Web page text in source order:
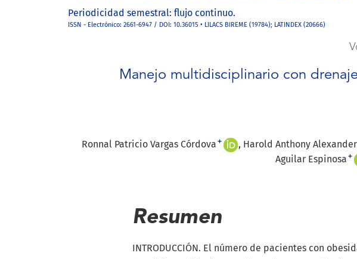
Periodicidad semestral: flujo continuo.
ISSN - Electrónico: 2661-6947 / DOI: 10.36015 • LILACS BIREME (19784); LATINDEX (20666)
Manejo multidisciplinario con
Ronnal Patricio Vargas Córdova + Harold Anthony
Aguilar Espinosa +
Resumen
INTRODUCCIÓN. El número de pacientes con